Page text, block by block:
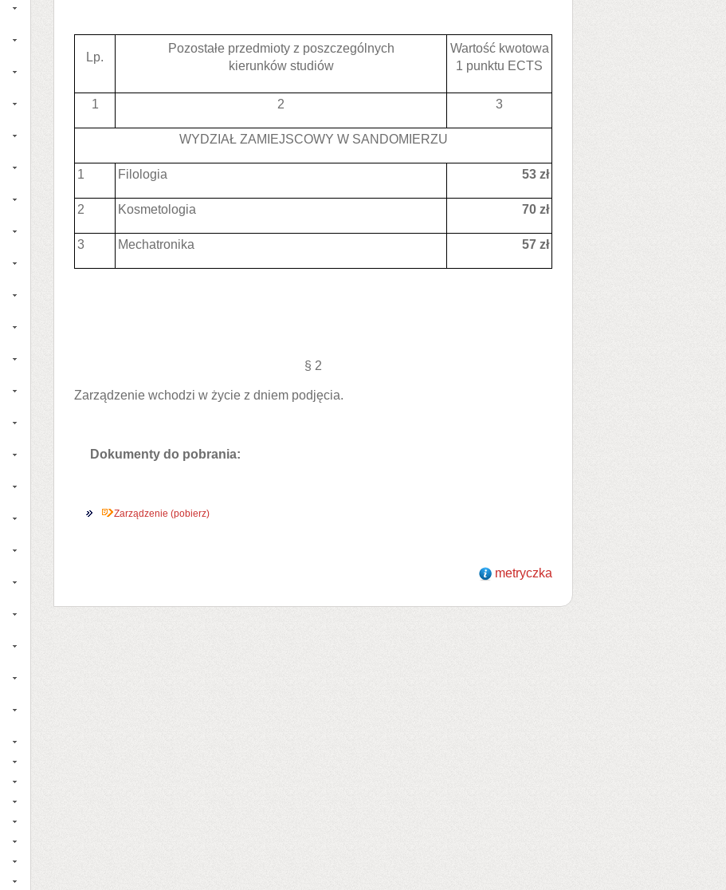
Lp.
Pozostałe przedmioty z poszczególnych
kierunków studiów
Wartość kwotowa
1 punktu ECTS
1 2 3
WYDZIAŁ ZAMIEJSCOWY W SANDOMIERZU
1 Filologia 53 zł
2 Kosmetologia 70 zł
3 Mechatronika 57 zł
§ 2
Zarządzenie wchodzi w życie z dniem podjęcia.
Dokumenty do pobrania:
Zarządzenie (pobierz)
metryczka